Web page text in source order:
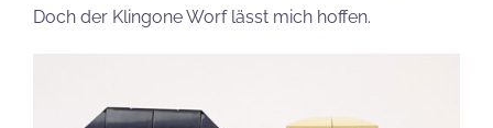
Doch der Klingone Worf lässt mich hoffen.